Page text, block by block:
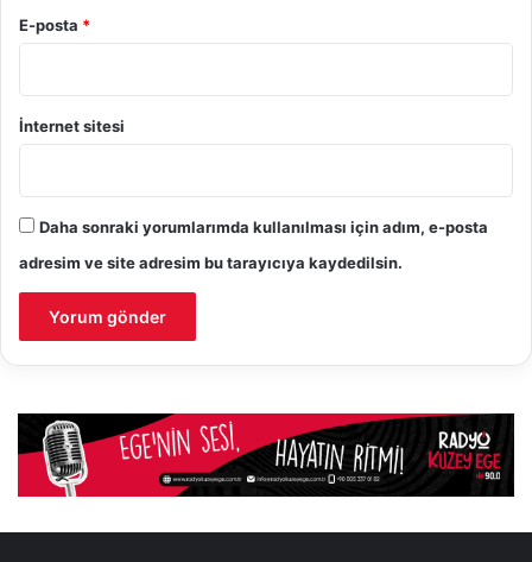
E-posta *
İnternet sitesi
Daha sonraki yorumlarımda kullanılması için adım, e-posta
adresim ve site adresim bu tarayıcıya kaydedilsin.